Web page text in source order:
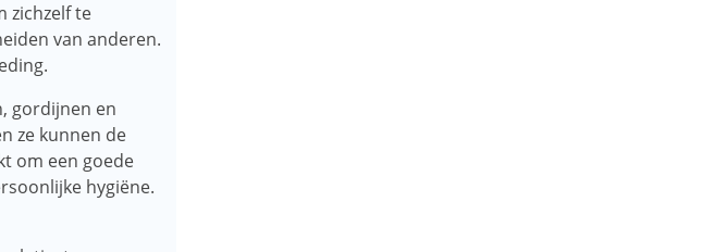
zichzelf te
van anderen.
gordijnen en
ze kunnen de
om een ​​goede
hygiëne.